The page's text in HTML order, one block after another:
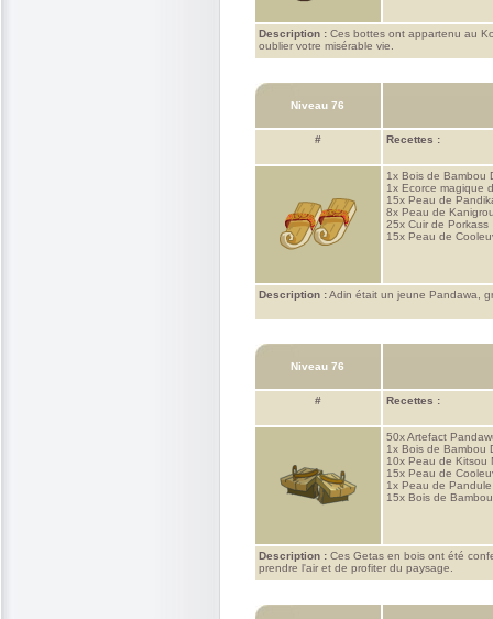
Description : Ces bottes ont appartenu au
oublier votre misérable vie.
Niveau 76
# Recettes :
1x Bois de Bambou
1x Ecorce magique
15x Peau de
8x Peau de
25x Cuir de Porkass
15x Peau de
Description :Adin était un jeune Pandawa,
Niveau 76
# Recettes :
50xArtefact
1x Bois de Bambou
10x Peau de Kitsou
15x Peau de
1x Peau de Pandule
15x Bois de
Description : Ces Getas en bois ont été
prendre l'air et de profiter du paysage.